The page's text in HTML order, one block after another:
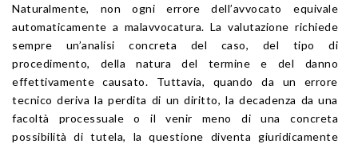
Naturalmente, non ogni errore dell’avvocato equivale
automaticamente a malavvocatura. La valutazione richiede
sempre un’analisi concreta del caso, del tipo di
procedimento, della natura del termine e del danno
effettivamente causato. Tuttavia, quando da un errore
tecnico deriva la perdita di un diritto, la decadenza da una
facoltà processuale o il venir meno di una concreta
possibilità di tutela, la questione diventa giuridicamente